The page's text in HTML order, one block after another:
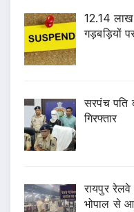
12.14
गड़बड़ियों
सरपंच पति
गिरफ्तार
रायपुर
भोपाल से